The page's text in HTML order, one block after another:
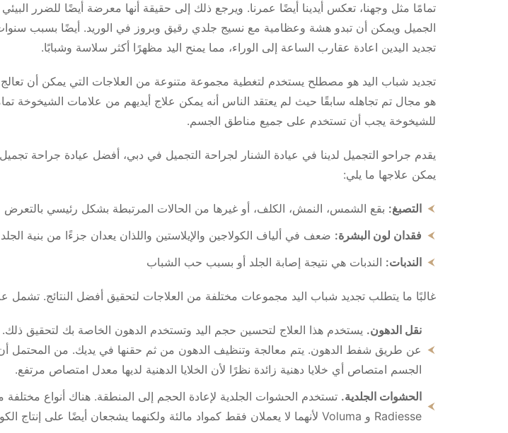
تمامًا مثل وجهنا، تعكس أيدينا أيضًا عمرنا. ويرجع ذلك إلى حقيقة أنها معرضة أيضًا للضرر
الجميل ويمكن أن تبدو هشة وعظامية مع نسيج جلدي رقيق وبروز في الوريد. أيضًا بسبب
تجديد اليدين اعادة عقارب الساعة إلى الوراء، مما يمنح اليد مظهرًا أكثر سلاسة وشبابًا.
تجديد شباب اليد هو مصطلح يستخدم لتغطية مجموعة متنوعة من العلاجات التي يمكن أن
هو مجال تم تجاهله سابقًا حيث لم يعتقد الناس أنه يمكن علاج أيديهم من علامات الشيخوخة
للشيخوخة يجب أن تستخدم على جميع مناطق الجسم.
يقدم جراحو التجميل لدينا في عيادة الشنار لجراحة التجميل في دبي، أفضل عيادة جراحة
يمكن علاجها ما يلي:
التصبغ: بقع الشمس، النمش، الكلف، أو غيرها من الحالات المرتبطة بشكل رئيسي
فقدان لون البشرة: ضعف في ألياف الكولاجين والإيلاستين واللذان يعدان جزءًا من بنية
الندبات: الندبات هي نتيجة إصابة الجلد أو بسبب حب الشباب
غالبًا ما يتطلب تجديد شباب اليد مجموعات مختلفة من العلاجات لتحقيق أفضل النتائج. تشمل
نقل الدهون. يستخدم هذا العلاج لتحسين حجم اليد وتستخدم الدهون الخاصة بك لتحقيق ذلك.
عن طريق شفط الدهون. يتم معالجة وتنظيف الدهون من ثم حقنها في يديك. من المحتمل
الجسم امتصاص أي خلايا دهنية زائدة نظرًا لأن الخلايا الدهنية لديها معدل امتصاص مرتفع.
الحشوات الجلدية. تستخدم الحشوات الجلدية لإعادة الحجم إلى المنطقة. هناك أنواع
Radiesse و Voluma لأنهما لا يعملان فقط كمواد مالئة ولكنهما يشجعان أيضًا على إنتاج الكولاجين.